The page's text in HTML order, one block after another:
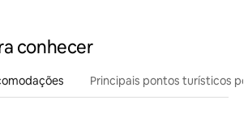
conhecer
Principais pontos turísticos